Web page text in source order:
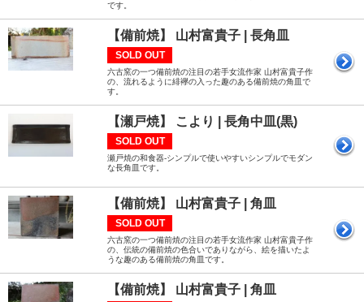
です。
【備前焼】 山村富貴子 | 長角皿
SOLD OUT
六古窯の一つ備前焼の注目の若手女流作家 山村富貴子作
の、流れるように緋襷の入った趣のある備前焼の角皿で
す。
【瀬戸焼】 こより | 長角中皿(黒)
SOLD OUT
瀬戸焼の和食器-シンプルで使いやすいシンプルでモダン
な長角皿です。
【備前焼】 山村富貴子 | 角皿
SOLD OUT
六古窯の一つ備前焼の注目の若手女流作家 山村富貴子作
の、伝統の備前焼の色合いでありながら、絵を描いたよ
うな趣のある備前焼の角皿です。
【備前焼】 山村富貴子 | 角皿